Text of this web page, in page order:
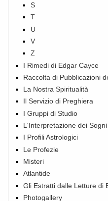
S
T
U
V
Z
I Rimedi di Edgar Cayce
Raccolta di Pubblicazioni
La Nostra Spiritualità
Il Servizio di Preghiera
I Gruppi di Studio
L'Interpretazione dei Sogni
I Profili Astrologici
Le Profezie
Misteri
Atlantide
Gli Estratti dalle Letture di
Photogallery